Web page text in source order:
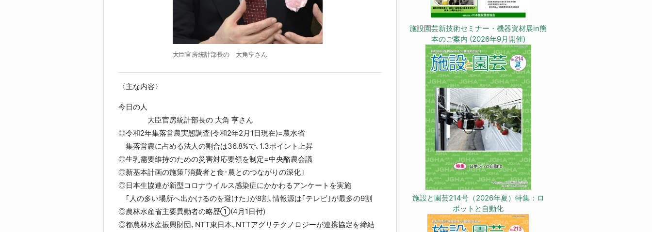
大臣官房統計部長の 大角亨さん
〈主な内容〉
今日の人
大臣官房統計部長の 大角 亨さん
◎令和2年集落営農実態調査(令和2年2月1日現在)=農水省
集落営農に占める法人の割合は36.8%で､1.3ポイント上昇
◎生乳需要維持のための災害対応要領を制定=中央酪農会議
◎新基本計画の施策｢消費者と食･農とのつながりの深化｣
◎日本生協連が新型コロナウイルス感染症にかかわるアンケートを実施
｢人の多い場所へ出かけるのを避けた｣が8割､情報源は｢テレビ｣が最多の9割
◎農林水産省主要異動者の略歴①(4月1日付)
◎都農林水産振興財団､NTT東日本､NTTアグリテクノロジーが連携協定を締結
施設園芸新技術セミナー・機器資材展in熊
本のご案内 (2026年9月開催)
施設と園芸214号（2026年夏）特集：ロ
ボットと自動化